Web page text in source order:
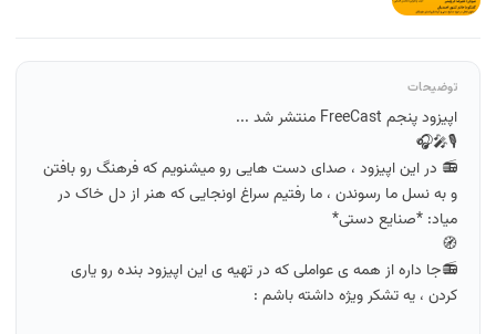
توضیحات
اپیزود پنجم FreeCast منتشر شد ...
🎙️🎤🎧
📻 در این اپیزود ، صدای دست هایی رو میشنویم که فرهنگ رو بافتن
و به نسل ما رسوندن ، ما رفتیم سراغ اونجایی که هنر از دل خاک در
میاد: *صنایع دستی*
🧭
📻جا داره از همه ی عواملی که در تهیه ی این اپیزود بنده رو یاری
کردن ، یه تشکر ویژه داشته باشم :